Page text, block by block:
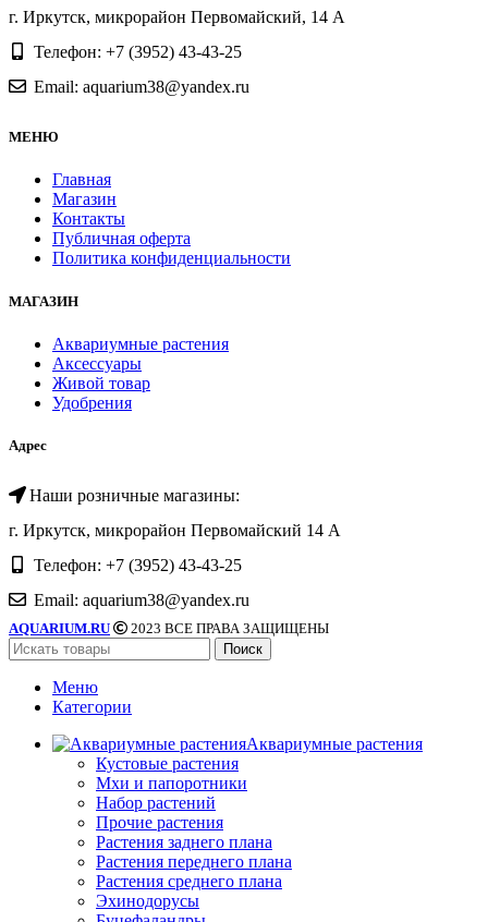
г. Иркутск, микрорайон Первомайский, 14 А
Телефон: +7 (3952) 43-43-25
Email: aquarium38@yandex.ru
МЕНЮ
Главная
Магазин
Контакты
Публичная оферта
Политика конфиденциальности
МАГАЗИН
Аквариумные растения
Аксессуары
Живой товар
Удобрения
Адрес
Наши розничные магазины:
г. Иркутск, микрорайон Первомайский 14 А
Телефон: +7 (3952) 43-43-25
Email: aquarium38@yandex.ru
AQUARIUM.RU
2023 ВСЕ ПРАВА ЗАЩИЩЕНЫ
Поиск
Меню
Категории
Аквариумные растения
Кустовые растения
Мхи и папоротники
Набор растений
Прочие растения
Растения заднего плана
Растения переднего плана
Растения среднего плана
Эхинодорусы